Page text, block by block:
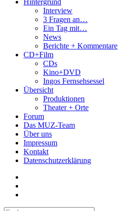
Hintergrund
Interview
3 Fragen an…
Ein Tag mit…
News
Berichte + Kommentare
CD+Film
CDs
Kino+DVD
Ingos Fernsehsessel
Übersicht
Produktionen
Theater + Orte
Forum
Das MUZ-Team
Über uns
Impressum
Kontakt
Datenschutzerklärung